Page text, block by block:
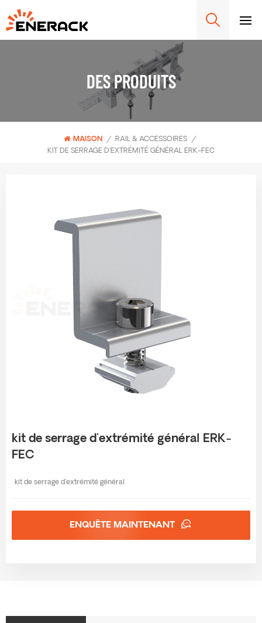
DES PRODUITS
MAISON / RAIL & ACCESSOIRES
/
KIT DE SERRAGE D'EXTRÉMITÉ GÉNÉRAL ERK-FEC
kit de serrage d'extrémité général ERK-
FEC
kit de serrage d'extrémité général
ENQUÊTE MAINTENANT